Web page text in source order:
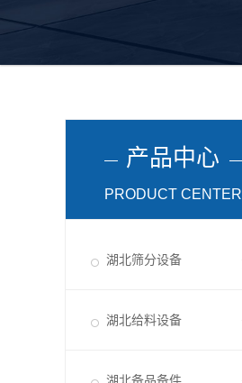
产品中心
PRODUCT CENTER
湖北筛分设备
湖北给料设备